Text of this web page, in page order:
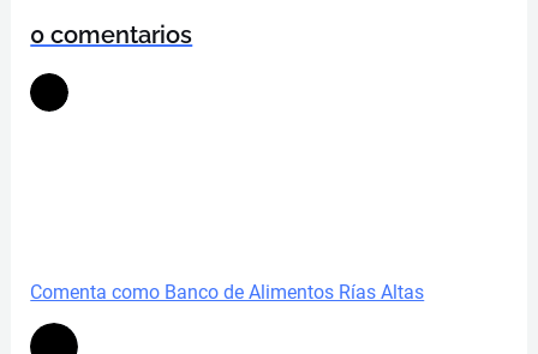
0 comentarios
Comenta como Banco de Alimentos Rías Altas